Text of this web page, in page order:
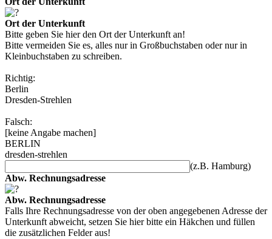
Ort der Unterkunft
Bitte geben Sie hier den Ort der Unterkunft an!
Bitte vermeiden Sie es, alles nur in Großbuchstaben oder nur in
Kleinbuchstaben zu schreiben.
Richtig:
Berlin
Dresden-Strehlen
Falsch:
[keine Angabe machen]
BERLIN
dresden-strehlen
(z.B. Hamburg)
Abw. Rechnungsadresse
Abw. Rechnungsadresse
Falls Ihre Rechnungsadresse von der oben angegebenen Adresse der
Unterkunft abweicht, setzen Sie hier bitte ein Häkchen und füllen
die zusätzlichen Felder aus!